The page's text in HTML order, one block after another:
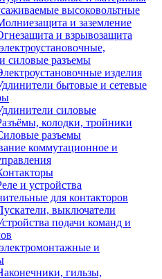
высоковольтные
и заземление
и взрывозащита
силовые разъемы
изделия
бытовые и сетевые
силовые
колодки, тройники
разъемы
коммутационное и
и устройства
для контакторов
выключатели
подачи команд и
и
гильзы,